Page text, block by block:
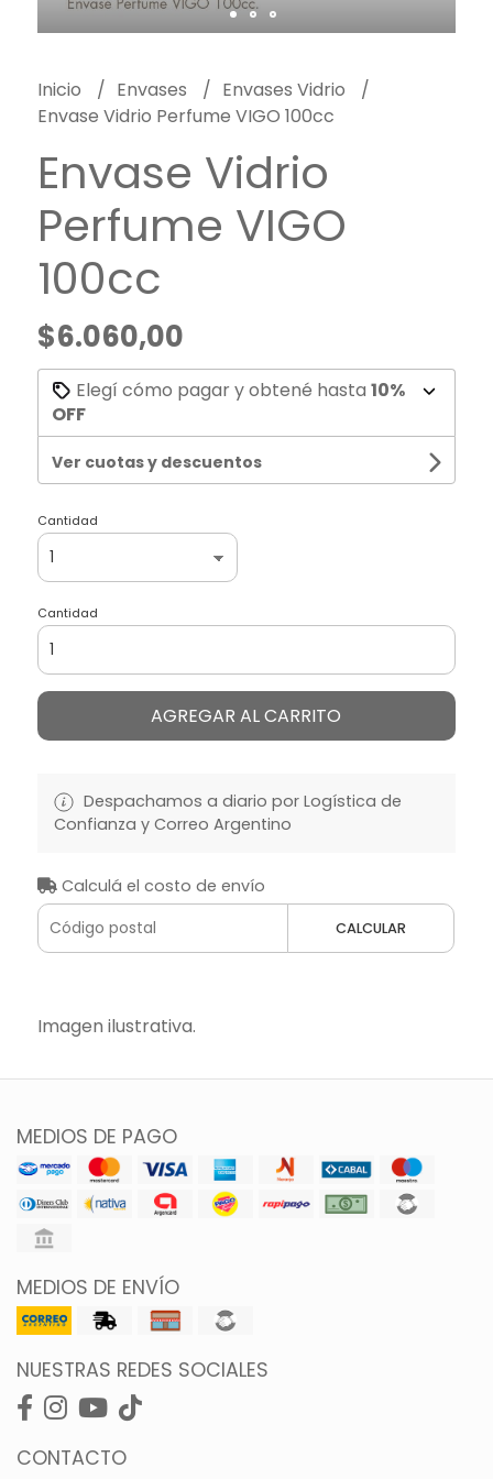
Inicio Envases
Envases Vidrio
Envase Vidrio Perfume VIGO 100cc
Envase Vidrio
Perfume VIGO
100cc
$6.060,00
Elegí cómo pagar y obtené hasta 10%
OFF
Ver cuotas y descuentos
Cantidad
Cantidad
AGREGAR AL CARRITO
Despachamos a diario por Logística de
Confianza y Correo Argentino
Calculá el costo de envío
CALCULAR
Imagen ilustrativa.
MEDIOS DE PAGO
MEDIOS DE ENVÍO
NUESTRAS REDES SOCIALES
CONTACTO